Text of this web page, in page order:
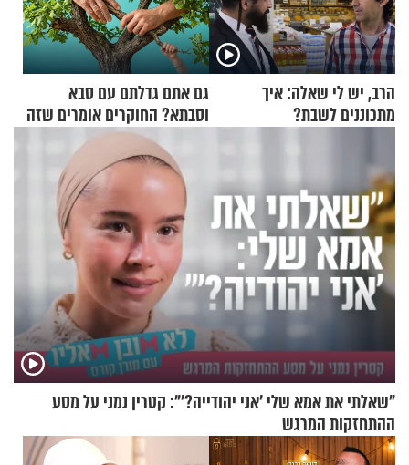
הרב, יש לי שאלה: איך
מתכוננים לשבת?
גם אתם גדלתם עם סבא
וסבתא? החוקרים אומרים שזה
מתכון מנצח
"שאלתי את אמא שלי 'אני יהודייה?'": קטרין נמני על מסע
ההתחזקות המרגש